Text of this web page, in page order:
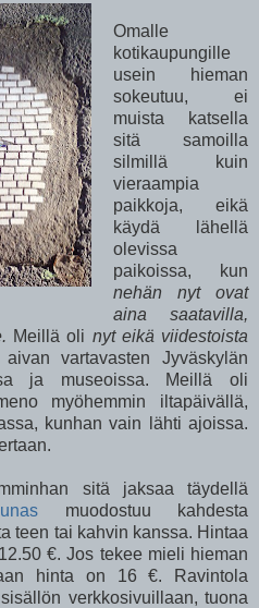
Omalle
kotikaupungille
usein hieman
sokeutuu, ei
muista katsella
sitä samoilla
silmillä kuin
vieraampia
paikkoja, eikä
käydä lähellä
olevissa
paikoissa, kun
nehän nyt ovat
aina saatavilla,
Meillä oli nyt eikä viidestoista
vartavasten Jyväskylän
ja museoissa. Meillä oli
myöhemmin iltapäivällä,
kunhan vain lähti ajoissa.
sitä jaksaa täydellä
muodostuu kahdesta
teen tai kahvin kanssa. Hintaa
€. Jos tekee mieli hieman
hinta on 16 €. Ravintola
verkkosivuillaan, tuona